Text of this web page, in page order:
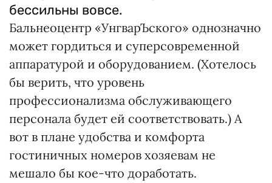
бессильны вовсе.
Бальнеоцентр «УнгварЪского» однозначно
может гордиться и суперсовременной
аппаратурой и оборудованием. (Хотелось
бы верить, что уровень
профессионализма обслуживающего
персонала будет ей соответствовать.) А
вот в плане удобства и комфорта
гостиничных номеров хозяевам не
мешало бы кое-что доработать.